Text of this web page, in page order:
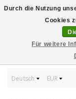
Deutsch EUR
Durch die Nutzung
Cookies
Für weitere